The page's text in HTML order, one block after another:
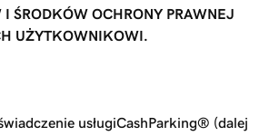
I ŚRODKÓW OCHRONY PRAWNEJ
UŻYTKOWNIKOWI.
usługiCashParking® (dalej